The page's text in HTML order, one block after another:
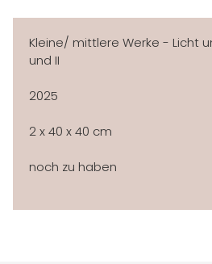
KONTAKT
Kleine/ mittlere Werke - Licht
und II
2025
2 x 40 x 40 cm
noch zu haben